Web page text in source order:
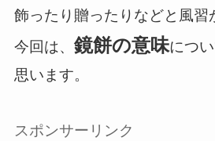
飾ったり贈ったりなどと風習
今回は、 鏡餅の意味につ
思います。
スポンサーリンク